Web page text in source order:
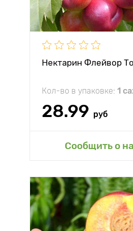
Нектарин Флейвор
Кол-во в упаковке: 1
28.99 руб
Сообщить о